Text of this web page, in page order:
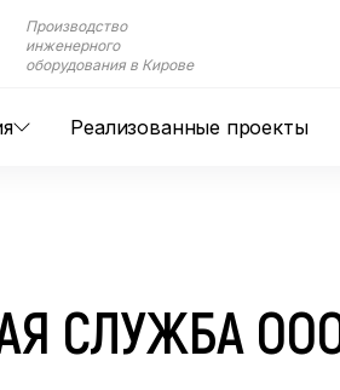
Производство
инженерного
оборудования в Кирове
Реализованные проекты
СЛУЖБА